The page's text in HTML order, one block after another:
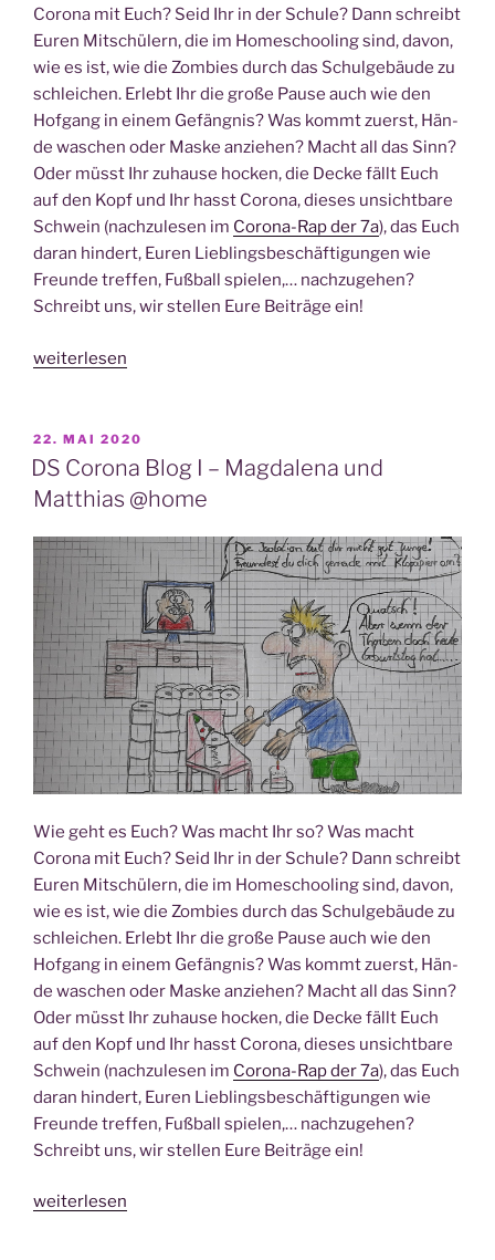
Coro­na mit Euch? Seid Ihr in der Schu­le? Dann schreibt
Euren Mit­schü­lern, die im Home­schoo­ling sind, davon,
wie es ist, wie die Zom­bies durch das Schul­ge­bäu­de zu
schlei­chen. Erlebt Ihr die gro­ße Pau­se auch wie den
Hof­gang in einem Gefäng­nis? Was kommt zuerst, Hän­
de waschen oder Mas­ke anzie­hen? Macht all das Sinn?
Oder müsst Ihr zuhau­se hocken, die Decke fällt Euch
auf den Kopf und Ihr hasst Coro­na, die­ses unsicht­ba­re
Schwein (nach­zu­le­sen im Coro­na-Rap der 7a), das Euch
dar­an hin­dert, Euren Lieb­lings­be­schäf­ti­gun­gen wie
Freun­de tref­fen, Fuß­ball spie­len,… nach­zu­ge­hen?
Schreibt uns, wir stel­len Eure Bei­trä­ge ein!
„DS
Blog
IV
–
sha
über
Lan­
ge­
wei­
le“
weiterlesen
VERÖFFENTLICHT
AM
22. MAI 2020
DS Corona Blog I – Magdalena und
Matthias @home
Wie geht es Euch? Was macht Ihr so? Was macht
Coro­na mit Euch? Seid Ihr in der Schu­le? Dann schreibt
Euren Mit­schü­lern, die im Home­schoo­ling sind, davon,
wie es ist, wie die Zom­bies durch das Schul­ge­bäu­de zu
schlei­chen. Erlebt Ihr die gro­ße Pau­se auch wie den
Hof­gang in einem Gefäng­nis? Was kommt zuerst, Hän­
de waschen oder Mas­ke anzie­hen? Macht all das Sinn?
Oder müsst Ihr zuhau­se hocken, die Decke fällt Euch
auf den Kopf und Ihr hasst Coro­na, die­ses unsicht­ba­re
Schwein (nach­zu­le­sen im Coro­na-Rap der 7a), das Euch
dar­an hin­dert, Euren Lieb­lings­be­schäf­ti­gun­gen wie
Freun­de tref­fen, Fuß­ball spie­len,… nach­zu­ge­hen?
Schreibt uns, wir stel­len Eure Bei­trä­ge ein!
„DS
weiterlesen